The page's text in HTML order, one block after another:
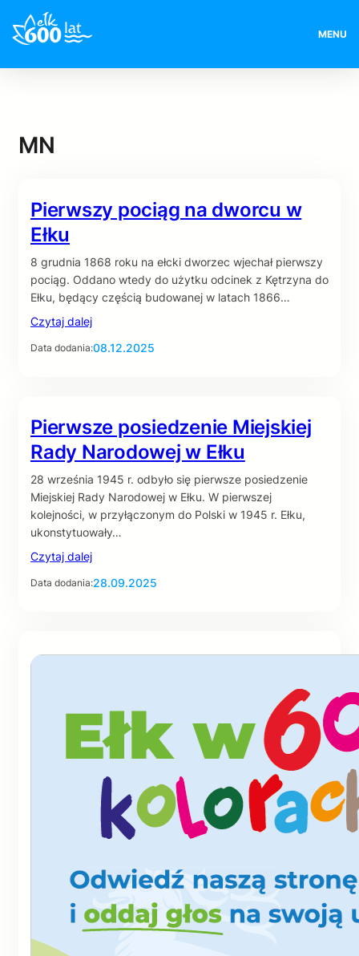
MENU
MN
Pierwszy pociąg na dworcu w
Ełku
8 grudnia 1868 roku na ełcki dworzec wjechał pierwszy
pociąg. Oddano wtedy do użytku odcinek z Kętrzyna do
Ełku, będący częścią budowanej w latach 1866…
Czytaj dalej
Data dodania:08.12.2025
Pierwsze posiedzenie Miejskiej
Rady Narodowej w Ełku
28 września 1945 r. odbyło się pierwsze posiedzenie
Miejskiej Rady Narodowej w Ełku. W pierwszej
kolejności, w przyłączonym do Polski w 1945 r. Ełku,
ukonstytuowały…
Czytaj dalej
Data dodania:28.09.2025